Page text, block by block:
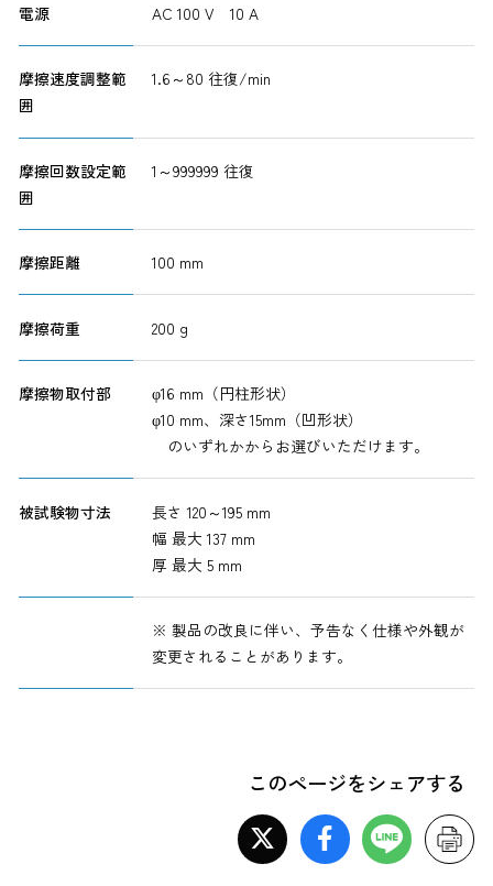
電源 AC 100 V 10 A
摩擦速度調整範
囲
1.6～80 往復/min
摩擦回数設定範
囲
1～999999 往復
摩擦距離 100 mm
摩擦荷重 200 g
摩擦物取付部
φ16 mm（円柱形状）
φ10 mm、深さ15mm（凹形状）
のいずれかからお選びいただけます。
被試験物寸法
長さ 120～195 mm
幅 最大 137 mm
厚 最大 5 mm
※ 製品の改良に伴い、予告なく仕様や外観が
変更されることがあります。
このページをシェアする